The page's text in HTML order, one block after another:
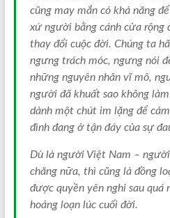
cũng may mắn có khả năng
xứ người bằng cánh cửa rộng
thay đổi cuộc đời. Chúng ta
ngưng trách móc, ngưng nói
những nguyên nhân vĩ mô,
người đã khuất sao không
dành một chút im lặng để
đình đang ở tận đáy của sự
Dù là người Việt Nam –
chăng nữa, thì cũng là đồng
được quyền yên nghỉ sau quá
hoảng loạn lúc cuối đời.